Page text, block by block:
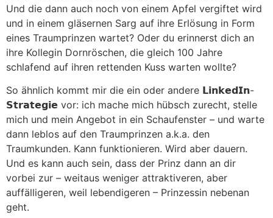
Und die dann auch noch von einem Apfel vergiftet wird
und in einem gläsernen Sarg auf ihre Erlösung in Form
eines Traumprinzen wartet? Oder du erinnerst dich an
ihre Kollegin Dornröschen, die gleich 100 Jahre
schlafend auf ihren rettenden Kuss warten wollte?
So ähnlich kommt mir die ein oder andere 𝗟𝗶𝗻𝗸𝗲𝗱𝗜𝗻-
𝗦𝘁𝗿𝗮𝘁𝗲𝗴𝗶𝗲 vor: ich mache mich hübsch zurecht, stelle
mich und mein Angebot in ein Schaufenster – und warte
dann leblos auf den Traumprinzen a.k.a. den
Traumkunden. Kann funktionieren. Wird aber dauern.
Und es kann auch sein, dass der Prinz dann an dir
vorbei zur – weitaus weniger attraktiveren, aber
auffälligeren, weil lebendigeren – Prinzessin nebenan
geht.